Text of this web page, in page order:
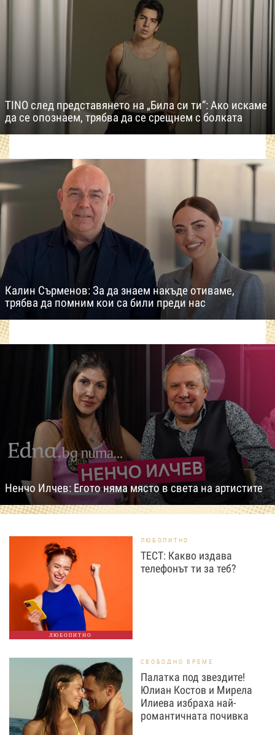
TINO след представянето на „Била си ти“: Ако искаме
да се опознаем, трябва да се срещнем с болката
Калин Сърменов: За да знаем накъде отиваме,
трябва да помним кои са били преди нас
Ненчо Илчев: Егото няма място в света на артистите
ЛЮБОПИТНО
ЛЮБОПИТНО
ТЕСТ: Какво издава
телефонът ти за теб?
СВОБОДНО ВРЕМЕ
Палатка под звездите!
Юлиан Костов и Мирела
Илиева избраха най-
романтичната почивка